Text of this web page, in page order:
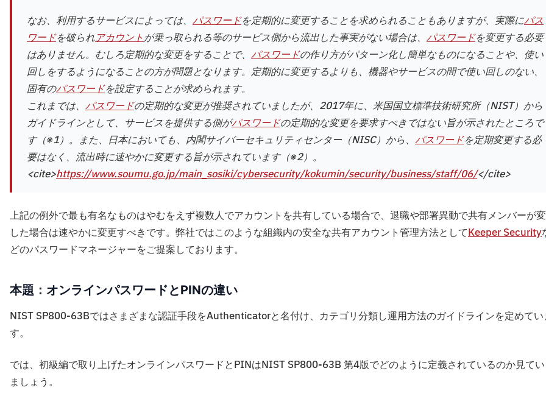
なお、利用するサービスによっては、 パスワードを定期的に変更することを求められることもありますが、実際にパス
ワードを破られアカウントが乗っ取られる等のサービス側から流出した事実がない場合は、 パスワードを変更する必要
はありません。むしろ定期的な変更をすることで、 パスワードの作り方がパターン化し簡単なものになることや、使い
回しをするようになることの方が問題となります。定期的に変更するよりも、機器やサービスの間で使い回しのない、
固有のパスワードを設定することが求められます。
これまでは、 パスワードの定期的な変更が推奨されていましたが、2017年に、米国国立標準技術研究所（NIST）から
ガイドラインとして、サービスを提供する側がパスワードの定期的な変更を要求すべきではない旨が示されたところで
す（※1）。また、日本においても、内閣サイバーセキュリティセンター（NISC）から、 パスワードを定期変更する必
要はなく、流出時に速やかに変更する旨が示されています（※2）。
<cite>https://www.soumu.go.jp/main_sosiki/cybersecurity/kokumin/security/business/staff/06/</cite>
上記の例外で最も有名なものはやむをえず複数人でアカウントを共有している場合で、退職や部署異動で共有メンバーが
した場合は速やかに変更すべきです。弊社ではこのような組織内の安全な共有アカウント管理方法としてKeeper Security
どのパスワードマネージャーをご提案しております。
本題：オンラインパスワードとPINの違い
NIST SP800-63Bではさまざまな認証手段をAuthenticatorと名付け、カテゴリ分類し運用方法のガイドラインを定めてい
す。
では、初級編で取り上げたオンラインパスワードとPINはNIST SP800-63B 第4版でどのように定義されているのか見て
ましょう。